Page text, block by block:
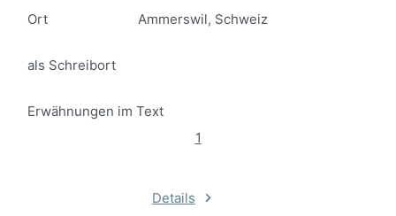
Ort Ammerswil, Schweiz
als Schreibort
Erwähnungen im Text
1
Details